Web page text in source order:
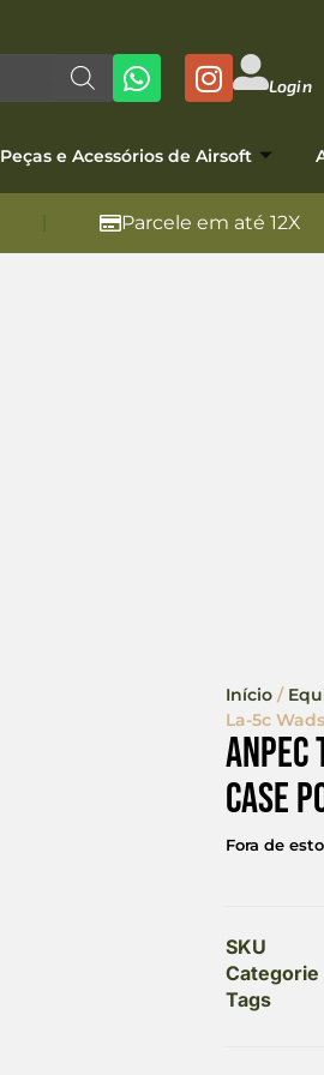
Login
Peças e Acessórios de Airsoft
Parcele em até 12X
Início/
La-5c
Anpec
Case
Fora de
SKU
Categorie
Tags